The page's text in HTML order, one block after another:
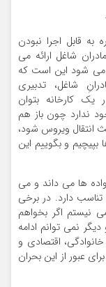
به قابل اجرا نبودن
شاغل ارائه می
می شود این است که
شاغل، تدبیری
یک کارخانه بتوان
ندارد چون باز هم
انتقال ویروس شود،
بپیچیم و بگوییم این
ها می داند و می
تناسب دارد. در برخی
نیستم اگر بخواهم
نمی توانم ادامه
اقتصادی و
عبور از این بحران